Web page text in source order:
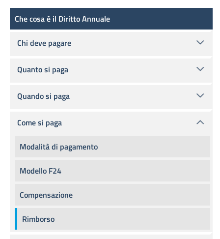
Diritto annuale
Che cosa è il Diritto Annuale
Chi deve pagare
Quanto si paga
Quando si paga
Come si paga
Modalità di pagamento
Modello F24
Compensazione
Rimborso